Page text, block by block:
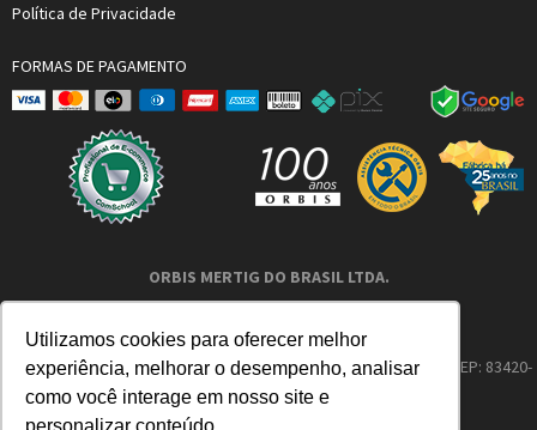
Utilizamos cookies para oferecer melhor
experiência, melhorar o desempenho, analisar
como você interage em nosso site e
Política de Privacidade
FORMAS DE PAGAMENTO
ORBIS MERTIG DO BRASIL LTDA.
Qualidade e conforto em aquecimento.
I.E.: 90118439-96 – CNPJ: 01.402.079/0001-40
Av. Pref. Domingos Mocelin Neto, 155, Quatro Barras, Paraná – CEP: 83420-
427